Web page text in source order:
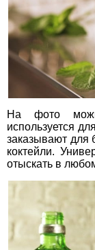
На фото
используется
заказывают для
коктейли.
отыскать в